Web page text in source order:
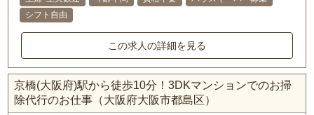
シフト自由
この求人の詳細を見る
京橋(大阪府)駅から徒歩10分！3DKマンションでのお掃
除代行のお仕事（大阪府大阪市都島区）